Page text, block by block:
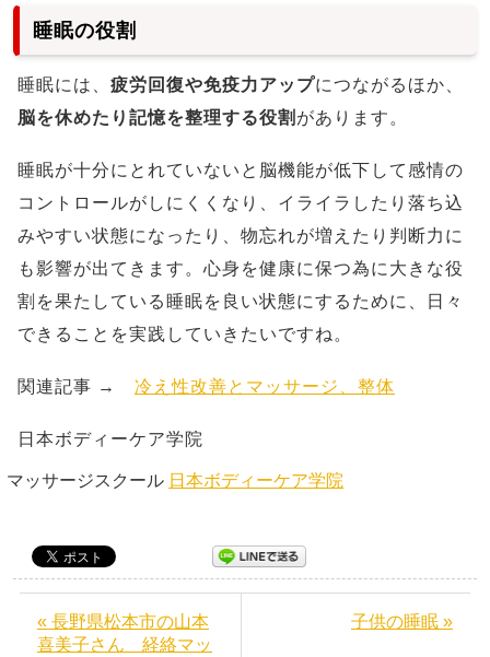
睡眠の役割
睡眠には、 疲労回復や免疫力アップにつながるほか、
脳を休めたり記憶を整理する役割 があります。
睡眠が十分にとれていないと脳機能が低下して感情の
コントロールがしにくくなり、イライラしたり落ち込
みやすい状態になったり、物忘れが増えたり判断力に
も影響が出てきます。心身を健康に保つ為に大きな役
割を果たしている睡眠を良い状態にするために、日々
できることを実践していきたいですね。
関連記事 → 冷え性改善とマッサージ、整体
日本ボディーケア学院
マッサージスクール 日本ボディーケア学院
« 長野県松本市の山本
喜美子さん 経絡マッ
子供の睡眠 »